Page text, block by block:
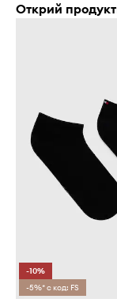
Открий
-10%
-5%* с код: FS